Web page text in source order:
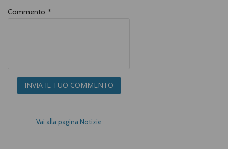
Commento *
INVIA IL TUO COMMENTO
Vai alla pagina Notizie